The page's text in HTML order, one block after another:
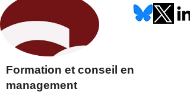
Formation et conseil en
management